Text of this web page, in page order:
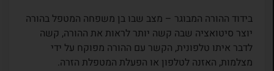
בידוד ההורה המבוגר – מצב שבו בן משפחה המטפל בהורה
יוצר סיטואציה שבה קשה יותר לראות את ההורה, קשה
לדבר איתו טלפונית, הקשר עם ההורה מפוקח על ידי
מצלמות, האזנה לטלפון או הפעלת המטפלת הזרה.